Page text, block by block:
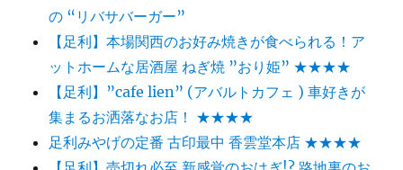
の “リバサバーガー”
【足利】本場関西のお好み焼きが食べられる！ア
ットホームな居酒屋 ねぎ焼 ”おり姫” ★★★★
【足利】”cafe lien” (アバルトカフェ ) 車好きが
集まるお洒落なお店！ ★★★★
足利みやげの定番 古印最中 香雲堂本店 ★★★★